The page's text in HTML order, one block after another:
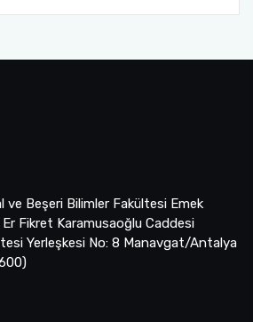
ve Beşeri Bilimler Fakültesi Emek
Fikret Karamusaoğlu Caddesi
Yerleşkesi No: 8 Manavgat/Antalya